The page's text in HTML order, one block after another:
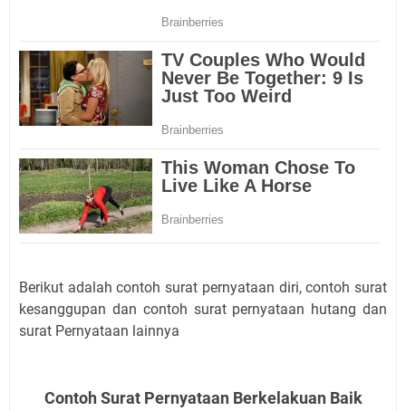
Berikut adalah contoh surat pernyataan diri, contoh surat
kesanggupan dan contoh surat pernyataan hutang dan
surat Pernyataan lainnya
Contoh Surat Pernyataan Berkelakuan Baik